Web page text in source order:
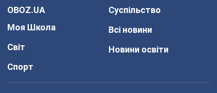
OBOZ.UA
Моя Школа
Світ
Спорт
Суспільство
Всі новини
Новини освіти